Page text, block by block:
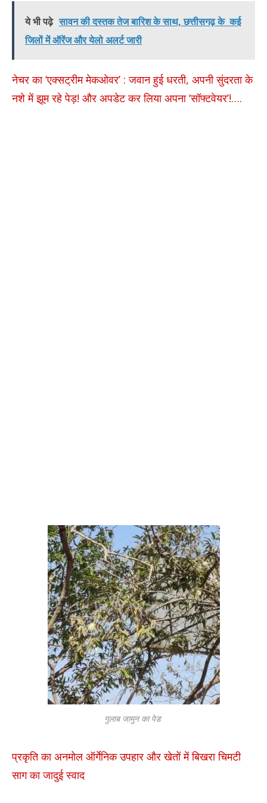
ये भी पढ़े सावन की दस्तक तेज बारिश के साथ, छत्तीसगढ़ के कई
जिलों में ऑरेंज और येलो अलर्ट जारी
नेचर का ‘एक्सट्रीम मेकओवर’ : जवान हुई धरती, अपनी सुंदरता के
नशे में झूम रहे पेड़! और अपडेट कर लिया अपना ‘सॉफ्टवेयर’!….
गुलाब जामुन का पेड
प्रकृति का अनमोल ऑर्गेनिक उपहार और खेतों में बिखरा चिमटी
साग का जादुई स्वाद